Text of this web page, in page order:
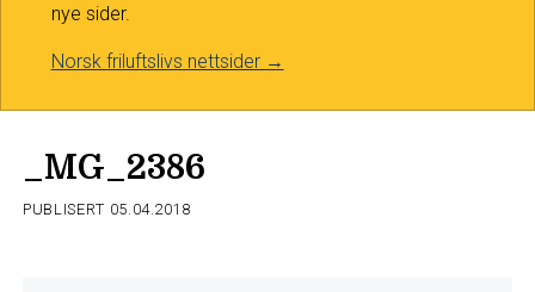
nye sider.
Norsk friluftslivs nettsider →
_MG_2386
PUBLISERT 05.04.2018